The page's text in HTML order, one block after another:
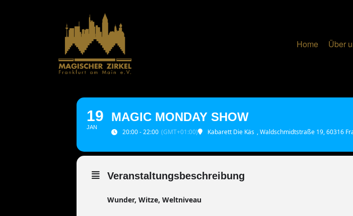
Home
Über
19
JAN
MAGIC MONDAY SHOW
20:00 - 22:00 (GMT+01:00) Kabarett Die Käs , Waldschmidtstraße 19, 60316
Veranstaltungsbeschreibung
Wunder, Witze, Weltniveau